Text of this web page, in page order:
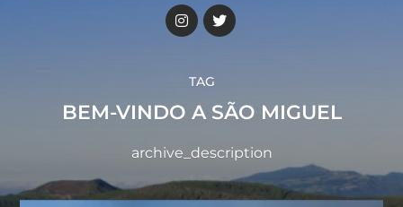
TAG
BEM-VINDO A SÃO MIGUEL
archive_description